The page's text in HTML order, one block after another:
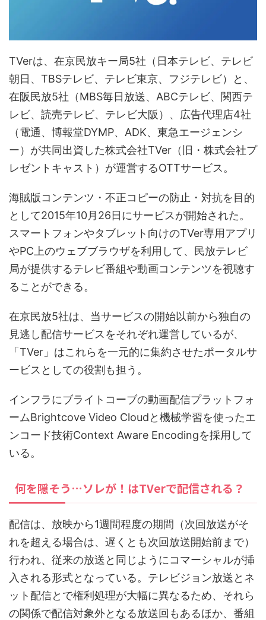
TVerは、在京民放キー局5社（日本テレビ、テレビ
朝日、TBSテレビ、テレビ東京、フジテレビ）と、
在阪民放5社（MBS毎日放送、ABCテレビ、関西テ
レビ、読売テレビ、テレビ大阪）、広告代理店4社
（電通、博報堂DYMP、ADK、東急エージェンシ
ー）が共同出資した株式会社TVer（旧・株式会社プ
レゼントキャスト）が運営するOTTサービス。
海賊版コンテンツ・不正コピーの防止・対抗を目的
として2015年10月26日にサービスが開始された。
スマートフォンやタブレット向けのTVer専用アプリ
やPC上のウェブブラウザを利用して、民放テレビ
局が提供するテレビ番組や動画コンテンツを視聴す
ることができる。
在京民放5社は、当サービスの開始以前から独自の
見逃し配信サービスをそれぞれ運営しているが、
「TVer」はこれらを一元的に集約させたポータルサ
ービスとしての役割も担う。
インフラにブライトコーブの動画配信プラットフォ
ームBrightcove Video Cloudと機械学習を使ったエ
ンコード技術Context Aware Encodingを採用して
いる。
何を隠そう…ソレが！はTVerで配信される？
配信は、放映から1週間程度の期間（次回放送がそ
れを超える場合は、遅くとも次回放送開始前まで）
行われ、従来の放送と同じようにコマーシャルが挿
入される形式となっている。テレビジョン放送とネ
ット配信とで権利処理が大幅に異なるため、それら
の関係で配信対象外となる放送回もあるほか、番組